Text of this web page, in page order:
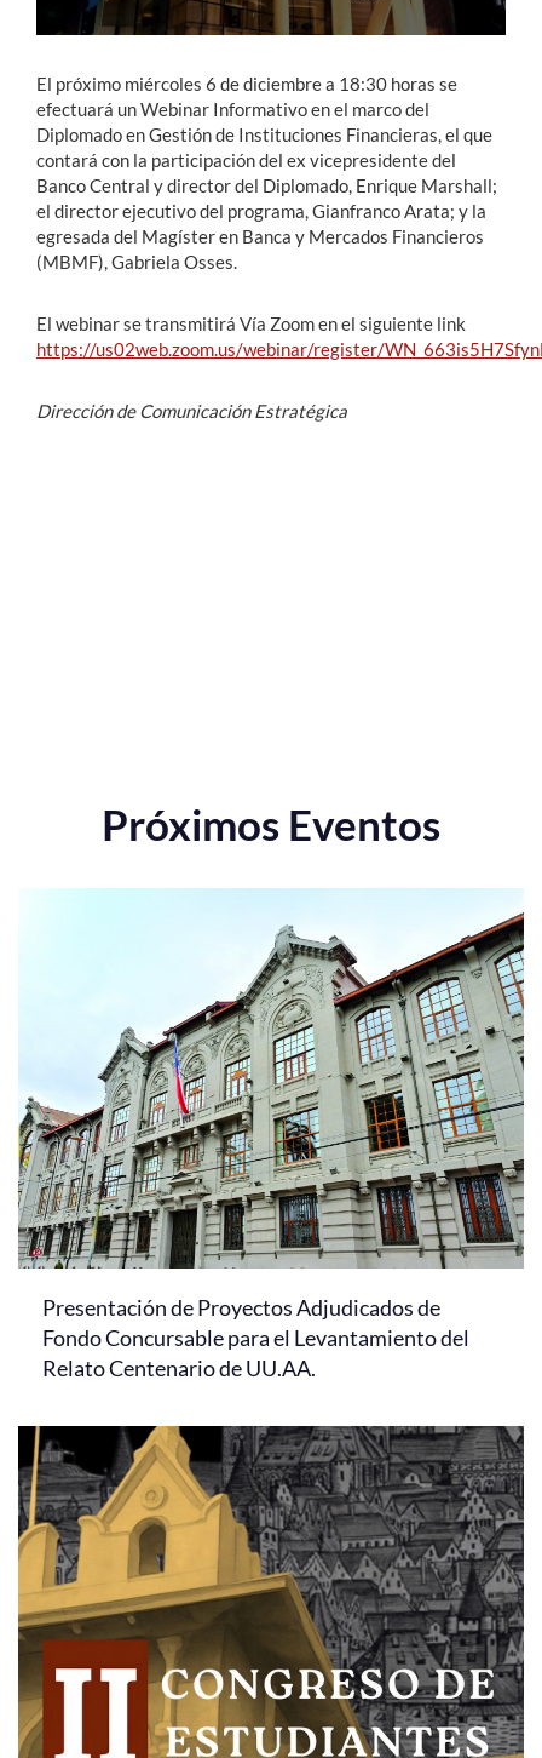
El próximo miércoles 6 de diciembre a 18:30 horas se
efectuará un Webinar Informativo en el marco del
Diplomado en Gestión de Instituciones Financieras, el que
contará con la participación del ex vicepresidente del
Banco Central y director del Diplomado, Enrique Marshall;
el director ejecutivo del programa, Gianfranco Arata; y la
egresada del Magíster en Banca y Mercados Financieros
(MBMF), Gabriela Osses.
El webinar se transmitirá Vía Zoom en el siguiente link
https://us02web.zoom.us/webinar/register/
Dirección de Comunicación Estratégica
Próximos Eventos
Presentación de Proyectos Adjudicados de
Fondo Concursable para el Levantamiento del
Relato Centenario de UU.AA.